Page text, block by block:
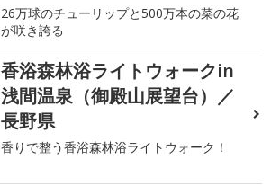
26万球のチューリップと500万本の菜の花
が咲き誇る
香浴森林浴ライトウォークin
浅間温泉（御殿山展望台）／
長野県
香りで整う香浴森林浴ライトウォーク！